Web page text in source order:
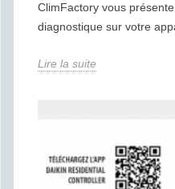
ClimFactory vous
diagnostique sur votre
Lire la suite